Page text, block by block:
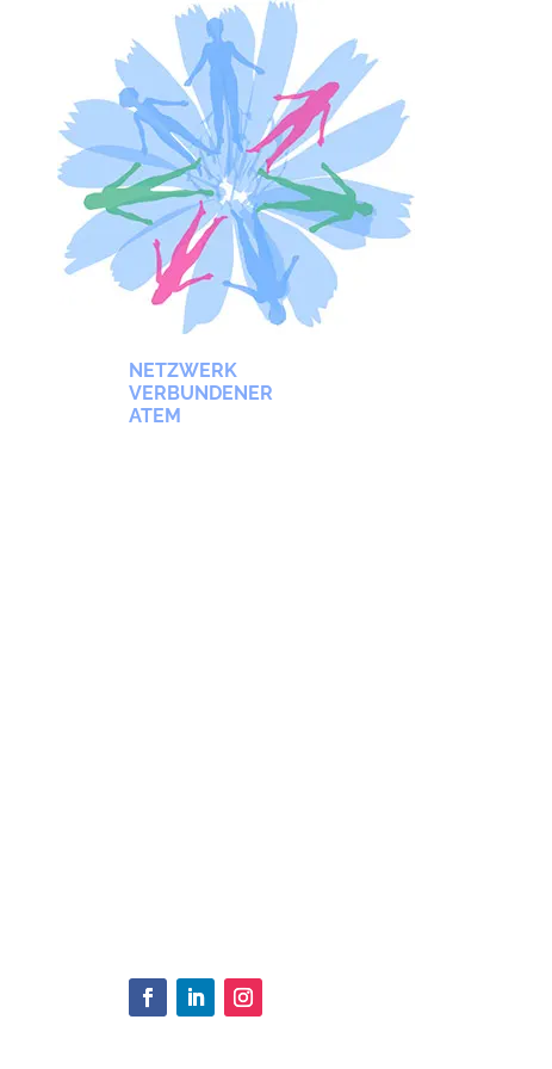
NETZWERK
VERBUNDENER
ATEM